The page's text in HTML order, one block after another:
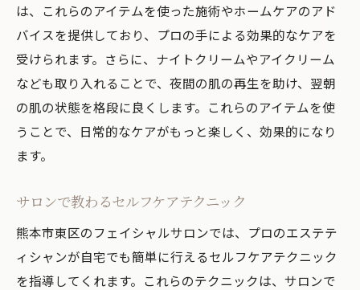
は、これらのアイテムを使った施術やホームケアのアド
バイスを提供しており、プロの手による効果的なケアを
受けられます。さらに、ナイトクリームやアイクリーム
なども取り入れることで、夜間の肌の再生を助け、翌朝
の肌の状態を格段に良くします。これらのアイテムを使
うことで、日常的なケアがもっと楽しく、効果的になり
ます。
サロンで教わるセルフケアテクニック
熊本市東区のフェイシャルサロンでは、プロのエステテ
ィシャンが自宅でも簡単に行えるセルフケアテクニック
を指導してくれます。これらのテクニックは、サロンで